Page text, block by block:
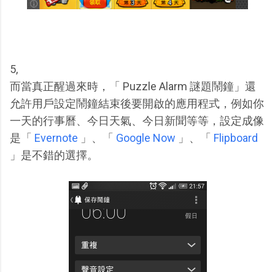
5,
而當真正醒過來時，「 Puzzle Alarm 謎題鬧鐘」還
允許用戶設定鬧鐘結束後要開啟的應用程式，例如你
一天的行事曆、今日天氣、今日新聞等等，設定成像
是「 Evernote 」、「 Google Now 」、「 Flipboard
」是不錯的選擇。